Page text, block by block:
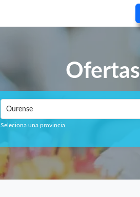
Ofertas
Ourense
Seleciona una provincia